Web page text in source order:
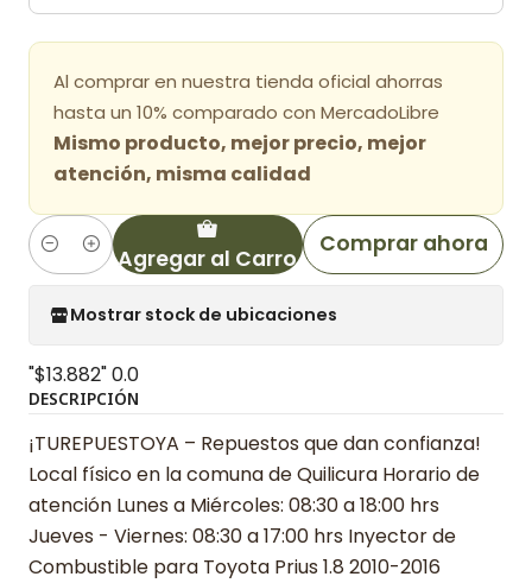
Al comprar en nuestra tienda oficial ahorras
hasta un 10% comparado con MercadoLibre
Mismo producto, mejor precio, mejor
atención, misma calidad
Cantidad Agregar al Carro
Comprar ahora
Mostrar stock de ubicaciones
"$13.882"0.0
DESCRIPCIÓN
¡TUREPUESTOYA – Repuestos que dan confianza!
Local físico en la comuna de Quilicura Horario de
atención Lunes a Miércoles: 08:30 a 18:00 hrs
Jueves - Viernes: 08:30 a 17:00 hrs Inyector de
Combustible para Toyota Prius 1.8 2010-2016